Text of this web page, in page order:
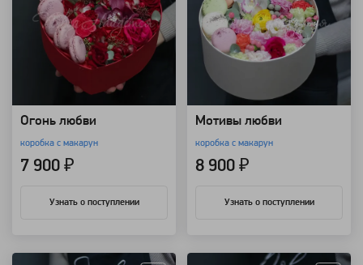
Огонь любви
коробка с макарун
7 900 ₽
Узнать о поступлении
Мотивы любви
коробка с макарун
8 900 ₽
Узнать о поступлении